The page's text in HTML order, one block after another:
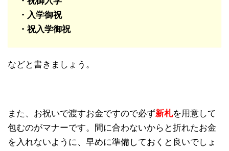
・入学御祝
・祝入学御祝
などと書きましょう。
また、お祝いで渡すお金ですので必ず新札を用意して
包むのがマナーです。間に合わないからと折れたお金
を入れないように、早めに準備しておくと良いでしょ